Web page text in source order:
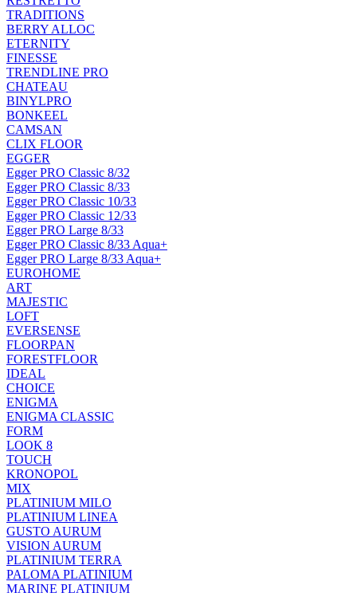
TRADITIONS
BERRY ALLOC
ETERNITY
FINESSE
TRENDLINE PRO
CHATEAU
BINYLPRO
BONKEEL
CAMSAN
CLIX FLOOR
EGGER
Egger PRO Classic 8/32
Egger PRO Classic 8/33
Egger PRO Classic 10/33
Egger PRO Classic 12/33
Egger PRO Large 8/33
Egger PRO Classic 8/33 Aqua+
Egger PRO Large 8/33 Aqua+
EUROHOME
ART
MAJESTIC
LOFT
EVERSENSE
FLOORPAN
FORESTFLOOR
IDEAL
CHOICE
ENIGMA
ENIGMA CLASSIC
FORM
LOOK 8
TOUCH
KRONOPOL
MIX
PLATINIUM MILO
PLATINIUM LINEA
GUSTO AURUM
VISION AURUM
PLATINIUM TERRA
PALOMA PLATINIUM
MARINE PLATINIUM